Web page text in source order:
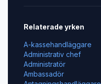
Relaterade yrken
A-kassehandläggare
Administrativ chef
Administratör
Ambassadör